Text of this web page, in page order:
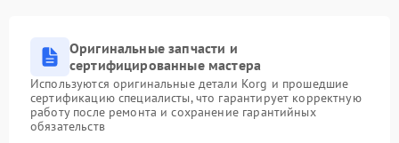
Оригинальные запчасти и
сертифицированные мастера
Используются оригинальные детали Korg и прошедшие
сертификацию специалисты, что гарантирует корректную
работу после ремонта и сохранение гарантийных
обязательств